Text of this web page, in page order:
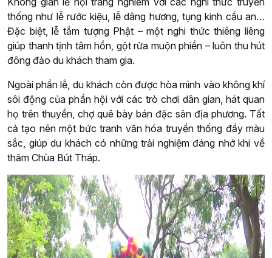
thống như lễ rước kiệu, lễ dâng hương, tụng kinh cầu an…
Đặc biệt, lễ tắm tượng Phật – một nghi thức thiêng liêng
giúp thanh tịnh tâm hồn, gột rửa muộn phiền – luôn thu hút
đông đảo du khách tham gia.
Ngoài phần lễ, du khách còn được hòa mình vào không khí
sôi động của phần hội với các trò chơi dân gian, hát quan
họ trên thuyền, chợ quê bày bán đặc sản địa phương. Tất
cả tạo nên một bức tranh văn hóa truyền thống đầy màu
sắc, giúp du khách có những trải nghiệm đáng nhớ khi về
thăm Chùa Bút Tháp.